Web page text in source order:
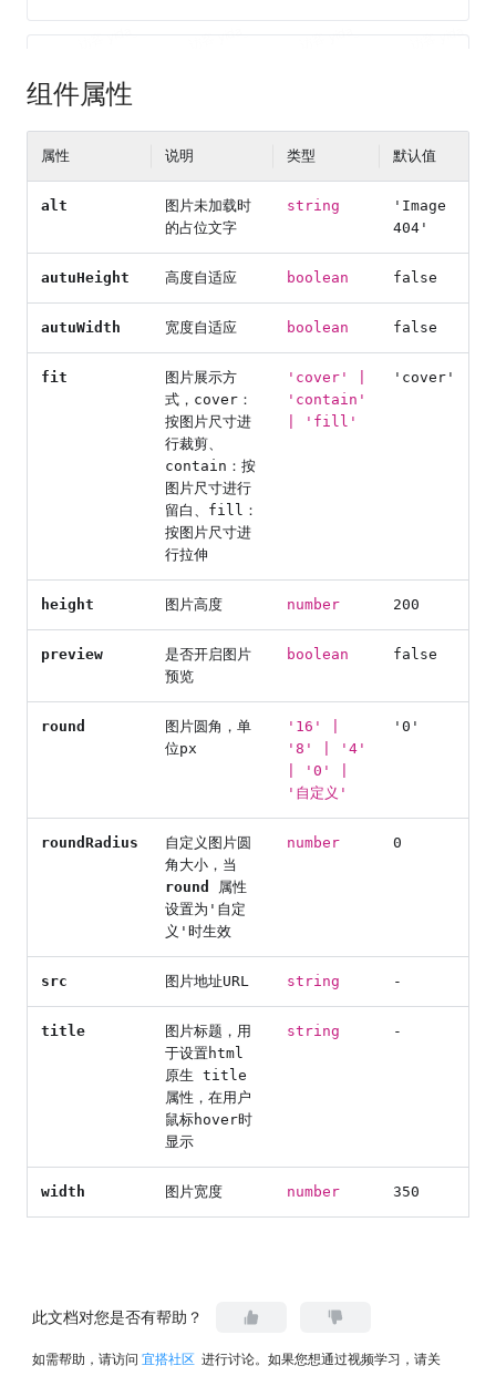
组件属性
属性 说明 类型 默认值
alt
图片未加载时
的占位文字
string
'Image
404'
autuHeight 高度自适应 boolean false
autuWidth 宽度自适应 boolean false
fit
图片展示方
式，cover：
按图片尺寸进
行裁剪、
contain：按
图片尺寸进行
留白、fill：
按图片尺寸进
行拉伸
'cover' |
'contain'
| 'fill'
'cover'
height 图片高度 number 200
preview
是否开启图片
预览
boolean false
round
图片圆角，单
位px
'16' |
'8' | '4'
| '0' |
'自定义'
'0'
roundRadius
自定义图片圆
角大小，当
round
属性
设置为'自定
义'时生效
number 0
src 图片地址URL string -
title
图片标题，用
于设置html
原生 title
属性，在用户
鼠标hover时
显示
string -
width 图片宽度 number 350
此文档对您是否有帮助？
如需帮助，请访问 宜搭社区 进行讨论。如果您想通过视频学习，请关